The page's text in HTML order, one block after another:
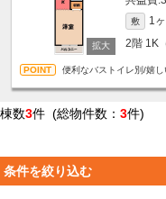
敷 1
2階 1K
便利なバストイレ別/嬉
棟数3件 (総物件数： 3件)
条件を絞り込む